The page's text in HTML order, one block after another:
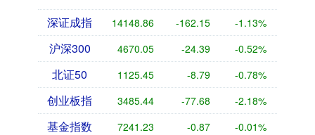
深证成指 14148.86 -162.15 -1.13%
沪深300 4670.05 -24.39 -0.52%
北证50 1125.45 -8.79 -0.78%
创业板指 3485.44 -77.68 -2.18%
基金指数 7241.23 -0.87 -0.01%